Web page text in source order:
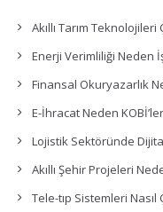
Akıllı Tarım
Enerji Verimliliği Neden
Finansal Okuryazarlık
E-İhracat Neden
Lojistik Sektöründe
Akıllı Şehir Projeleri
Tele-tıp Sistemleri Nasıl